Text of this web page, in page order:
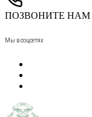
ПОЗВОНИТЕ НАМ
Мы в соцсетях